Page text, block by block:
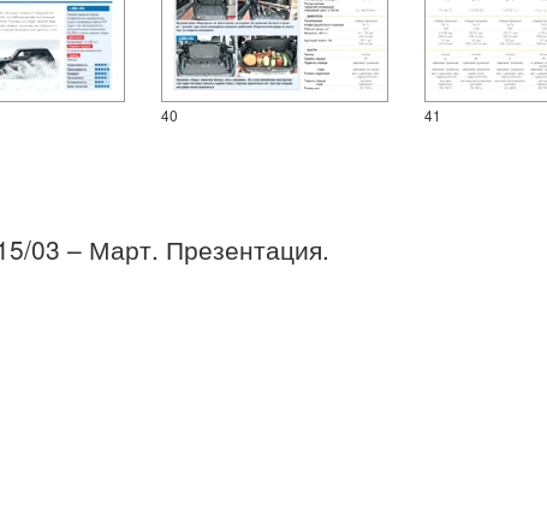
40 41
03 – Март. Презентация.